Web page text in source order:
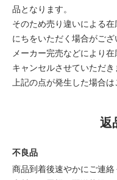
品となります。
そのため売り違いによる
にちをいただく場合がござ
メーカー完売などにより
キャンセルさせていただき
上記の点が発生した場合
返
不良品
商品到着後速やかにご連絡